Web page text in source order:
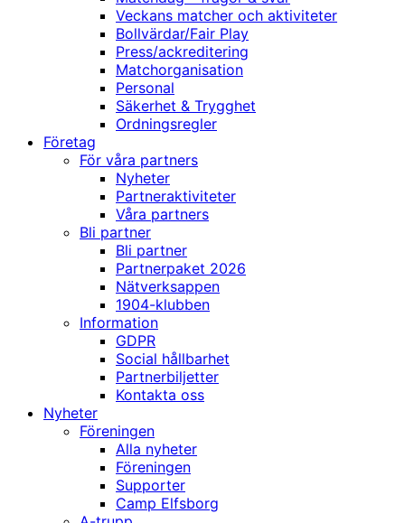
Veckans matcher och aktiviteter
Bollvärdar/Fair Play
Press/ackreditering
Matchorganisation
Personal
Säkerhet & Trygghet
Ordningsregler
Företag
För våra partners
Nyheter
Partneraktiviteter
Våra partners
Bli partner
Bli partner
Partnerpaket 2026
Nätverksappen
1904-klubben
Information
GDPR
Social hållbarhet
Partnerbiljetter
Kontakta oss
Nyheter
Föreningen
Alla nyheter
Föreningen
Supporter
Camp Elfsborg